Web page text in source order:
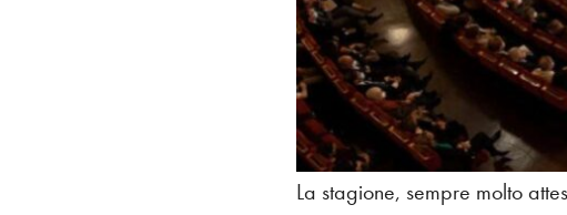
La stagione, sempre molto